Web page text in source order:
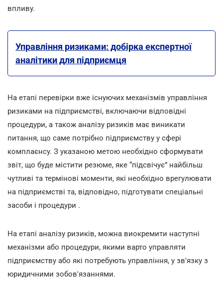
впливу.
Управління ризиками: добірка експертної
аналітики для підприємця
На етапі перевірки вже існуючих механізмів управління
ризиками на підприємстві, включаючи відповідні
процедури, а також аналізу ризиків має виникати
питання, що саме потрібно підприємству у сфері
комплаєнсу. З указаною метою необхідно сформувати
звіт, що буде містити резюме, яке “підсвічує” найбільш
чутливі та термінові моменти, які необхідно врегулювати
на підприємстві та, відповідно, підготувати спеціальні
засоби і процедури .
На етапі аналізу ризиків, можна виокремити наступні
механізми або процедури, якими варто управляти
підприємству або які потребують управління, у зв'язку з
юридичними зобов'язаннями.